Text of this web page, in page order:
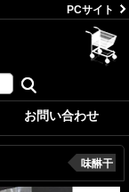
PCサイト
お問い合わせ
味醂干